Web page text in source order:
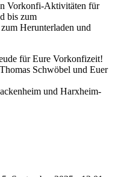
Vorkonfi-Aktivitäten für
bis zum
Herunterladen und
für Eure Vorkonfizeit!
Schwöbel und Euer
und Harxheim-